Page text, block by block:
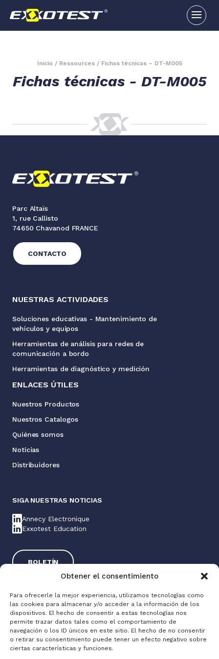
Obtener el consentimiento
Para ofrecerle la mejor experiencia, utilizamos tecnologías como
las cookies para almacenar y/o acceder a la información de los
dispositivos. El hecho de consentir a estas tecnologías nos
permite trazar datos tales como el comportamiento de
navegación o los ID únicos en este sitio. El hecho de no consentir
o retirar su consentimiento puede tener un efecto negativo sobre
ciertas características y funciones.
Inicio / Ressources/ Fichas técnicas – DT-M005
Fichas técnicas - DT-M005
Parc Altaïs
1, rue Callisto
74650 Chavanod FRANCE
CONTACTO
NUESTRAS ACTIVIDADES
Soluciones educativas - Mantenimiento de
vehículos y equipos
Herramientas de análisis para redes de
comunicación a bordo
Herramientas de diagnóstico y medición
ENLACES ÚTILES
Nuestros Productos
Nuestros Catalogos
Quiénes somos
Noticias
Distribuidores
SIGA NUESTRAS NOTICIAS
Annecy Electronique
Exxotest Education
BOLETÍN
Exxotest® 2025